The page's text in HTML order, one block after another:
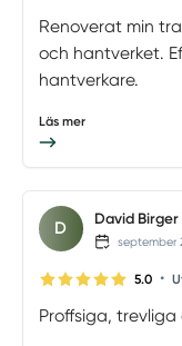
Renoverat min
och hantverket.
hantverkare.
Läs mer
D David Birger
september
5.0 •
Proffsiga,